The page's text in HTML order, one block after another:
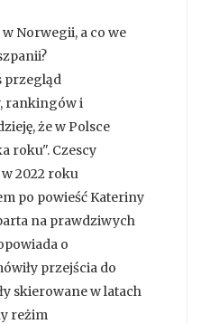
Norwegii, a co we
przegląd
rankingów i
że w Polsce
roku". Czescy
2022 roku
po powieść Kateriny
na prawdziwych
o
przejścia do
skierowane w latach
reżim